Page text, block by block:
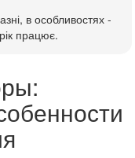
в особливостях -
працює.